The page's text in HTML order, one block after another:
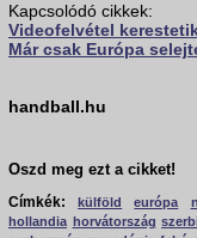
Kapcsolódó cikkek:
Videofelvétel
Már csak Európa
handball.hu
Oszd meg ezt a cikket!
Címkék:
külföld európa
hollandia horvátország